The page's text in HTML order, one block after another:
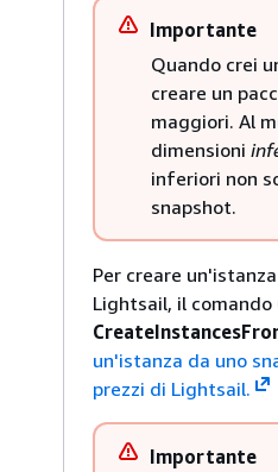
Importante
Quando crei
creare un
maggiori. Al
dimensioni
inferiori non
snapshot.
Per creare
Lightsail, il comando
un'istanza da uno
prezzi di Lightsail.
Importante